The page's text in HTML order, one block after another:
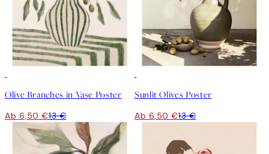
Olive Branches in Vase Poster
Ab 6,50 €13 €
Sunlit Olives Poster
Ab 6,50 €13 €